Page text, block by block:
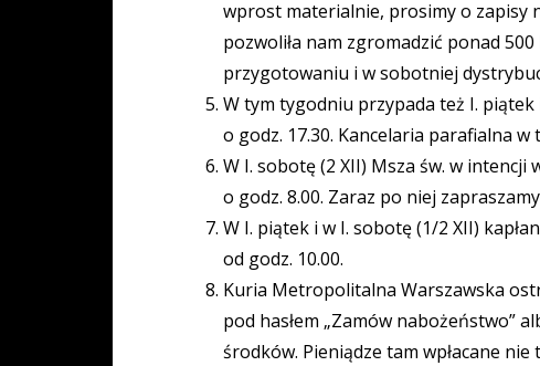
wprost materialnie, prosimy o zapisy
pozwoliła nam zgromadzić ponad
przygotowaniu i w sobotniej
W tym tygodniu przypada też I. piątek
o godz. 17.30. Kancelaria parafialna
W I. sobotę (2 XII) Msza św. w
o godz. 8.00. Zaraz po niej
W I. piątek i w I. sobotę (1/2 XII)
od godz. 10.00.
Kuria Metropolitalna Warszawska
pod hasłem „Zamów nabożeństwo”
środków. Pieniądze tam wpłacane